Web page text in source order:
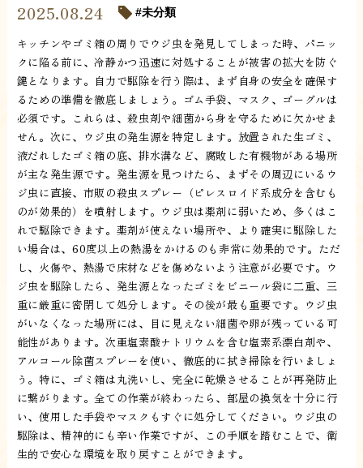
2025.08.24 未分類
キッチンやゴミ箱の周りでウジ虫を発見してしまった時、パニッ
クに陥る前に、冷静かつ迅速に対処することが被害の拡大を防ぐ
鍵となります。自力で駆除を行う際は、まず自身の安全を確保す
るための準備を徹底しましょう。ゴム手袋、マスク、ゴーグルは
必須です。これらは、殺虫剤や細菌から身を守るために欠かせま
せん。次に、ウジ虫の発生源を特定します。放置された生ゴミ、
液だれしたゴミ箱の底、排水溝など、腐敗した有機物がある場所
が主な発生源です。発生源を見つけたら、まずその周辺にいるウ
ジ虫に直接、市販の殺虫スプレー（ピレスロイド系成分を含むも
のが効果的）を噴射します。ウジ虫は薬剤に弱いため、多くはこ
れで駆除できます。薬剤が使えない場所や、より確実に駆除した
い場合は、60度以上の熱湯をかけるのも非常に効果的です。ただ
し、火傷や、熱湯で床材などを傷めないよう注意が必要です。ウ
ジ虫を駆除したら、発生源となったゴミをビニール袋に二重、三
重に厳重に密閉して処分します。その後が最も重要です。ウジ虫
がいなくなった場所には、目に見えない細菌や卵が残っている可
能性があります。次亜塩素酸ナトリウムを含む塩素系漂白剤や、
アルコール除菌スプレーを使い、徹底的に拭き掃除を行いましょ
う。特に、ゴミ箱は丸洗いし、完全に乾燥させることが再発防止
に繋がります。全ての作業が終わったら、部屋の換気を十分に行
い、使用した手袋やマスクもすぐに処分してください。ウジ虫の
駆除は、精神的にも辛い作業ですが、この手順を踏むことで、衛
生的で安心な環境を取り戻すことができます。